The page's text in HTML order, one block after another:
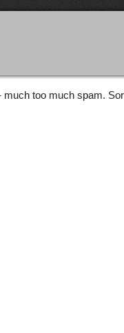
much too much spam.